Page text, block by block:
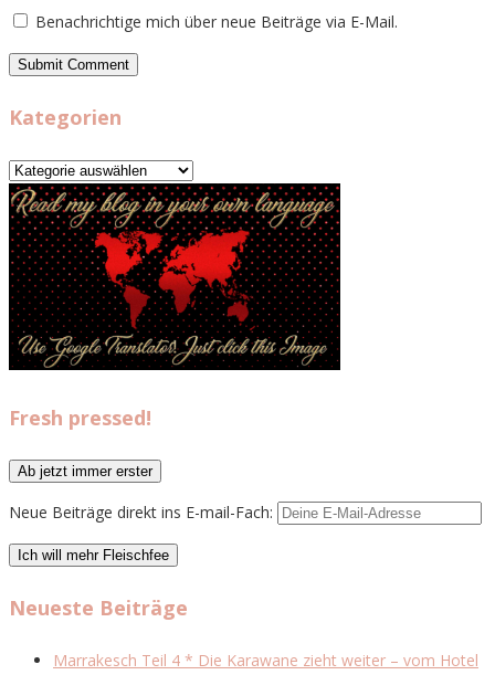
Benachrichtige mich über neue Beiträge via E-Mail.
Kategorien
Kategorien
Fresh pressed!
Neue Beiträge direkt ins E-mail-Fach:
Neueste Beiträge
Marrakesch Teil 4 * Die Karawane zieht weiter – vom Hotel